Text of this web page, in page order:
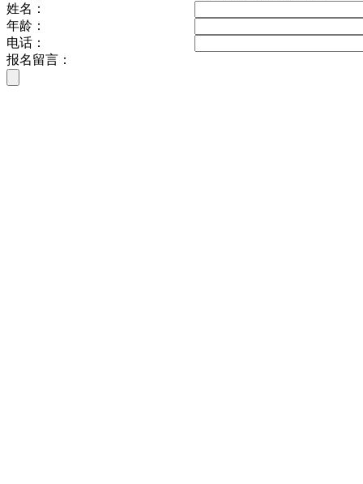
姓名：
年龄：
电话：
报名留言：